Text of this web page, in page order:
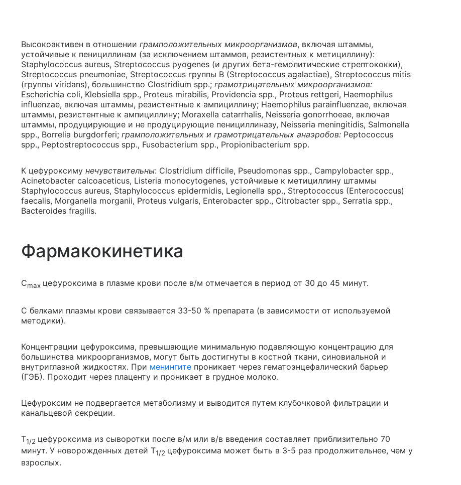
Высокоактивен в отношении грамположительных микроорганизмов, включая штаммы,
устойчивые к пенициллинам (за исключением штаммов, резистентных к метициллину):
Staphylococcus aureus, Streptococcus pyogenes (и других бета-гемолитические стрептококки),
Streptococcus pneumoniae, Streptococcus группы В (Streptococcus agalactiae), Streptococcus mitis
(группы viridans), большинство Clostridium spp.; грамотрицательных микроорганизмов:
Escherichia coli, Klebsiella spp., Proteus mirabilis, Providencia spp., Proteus rettgeri, Haemophilus
influenzae, включая штаммы, резистентные к ампициллину; Haemophilus parainfluenzae, включая
штаммы, резистентные к ампициллину; Moraxella catarrhalis, Neisseria gonorrhoeae, включая
штаммы, продуцирующие и не продуцирующие пенициллиназу, Neisseria meningitidis, Salmonella
spp., Borrelia burgdorferi; грамположительных и грамотрицательных анаэробов: Peptococcus
spp., Peptostreptococcus spp., Fusobacterium spp., Propionibacterium spp.
К цефуроксиму нечувствительны: Clostridium difficile, Pseudomonas spp., Campylobacter spp.,
Acinetobacter calcoaceticus, Listeria monocytogenes, устойчивые к метициллину штаммы
Staphylococcus aureus, Staphylococcus epidermidis, Legionella spp., Streptococcus (Enterococcus)
faecalis, Morganella morganii, Proteus vulgaris, Enterobacter spp., Citrobacter spp., Serratia spp.,
Bacteroides fragilis.
Фармакокинетика
Cmax цефуроксима в плазме крови после в/м отмечается в период от 30 до 45 минут.
С белками плазмы крови связывается 33-50 % препарата (в зависимости от используемой
методики).
Концентрации цефуроксима, превышающие минимальную подавляющую концентрацию для
большинства микроорганизмов, могут быть достигнуты в костной ткани, синовиальной и
внутриглазной жидкостях. При менингите проникает через гематоэнцефалический барьер
(ГЭБ). Проходит через плаценту и проникает в грудное молоко.
Цефуроксим не подвергается метаболизму и выводится путем клубочковой фильтрации и
канальцевой секреции.
T1/2 цефуроксима из сыворотки после в/м или в/в введения составляет приблизительно 70
минут. У новорожденных детей T1/2 цефуроксима может быть в 3-5 раз продолжительнее, чем у
взрослых.